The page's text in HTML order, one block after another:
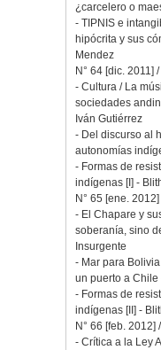
¿carcelero o
- TIPNIS e
hipócrita y sus
Mendez
N° 64 [dic. 2011] /
- Cultura / La
sociedades
Iván Gutiérrez
- Del discurso al
autonomías
- Formas de
indígenas [I] -
N° 65 [ene. 2012]
- El Chapare y
soberanía, sino
Insurgente
- Mar para
un puerto a
- Formas de
indígenas [II] -
N° 66 [feb. 2012] /
- Crítica a la Ley